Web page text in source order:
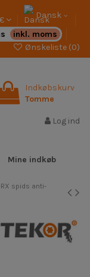
Dansk
inkl. moms
Ønskeliste (0)
Indkøbskurv
Tomme
Log ind
Mine indkøb
spids anti-